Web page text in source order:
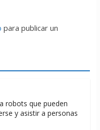
para publicar un
robots que pueden
y asistir a personas